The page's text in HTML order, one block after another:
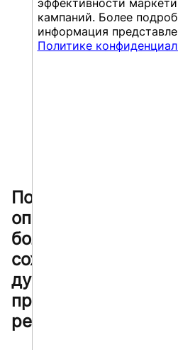
По результатам
опроса мы
большинство
сохранить SAP-
думаете, почему
продолжают
решения SAP?
кампаний. Более
информация
Политике